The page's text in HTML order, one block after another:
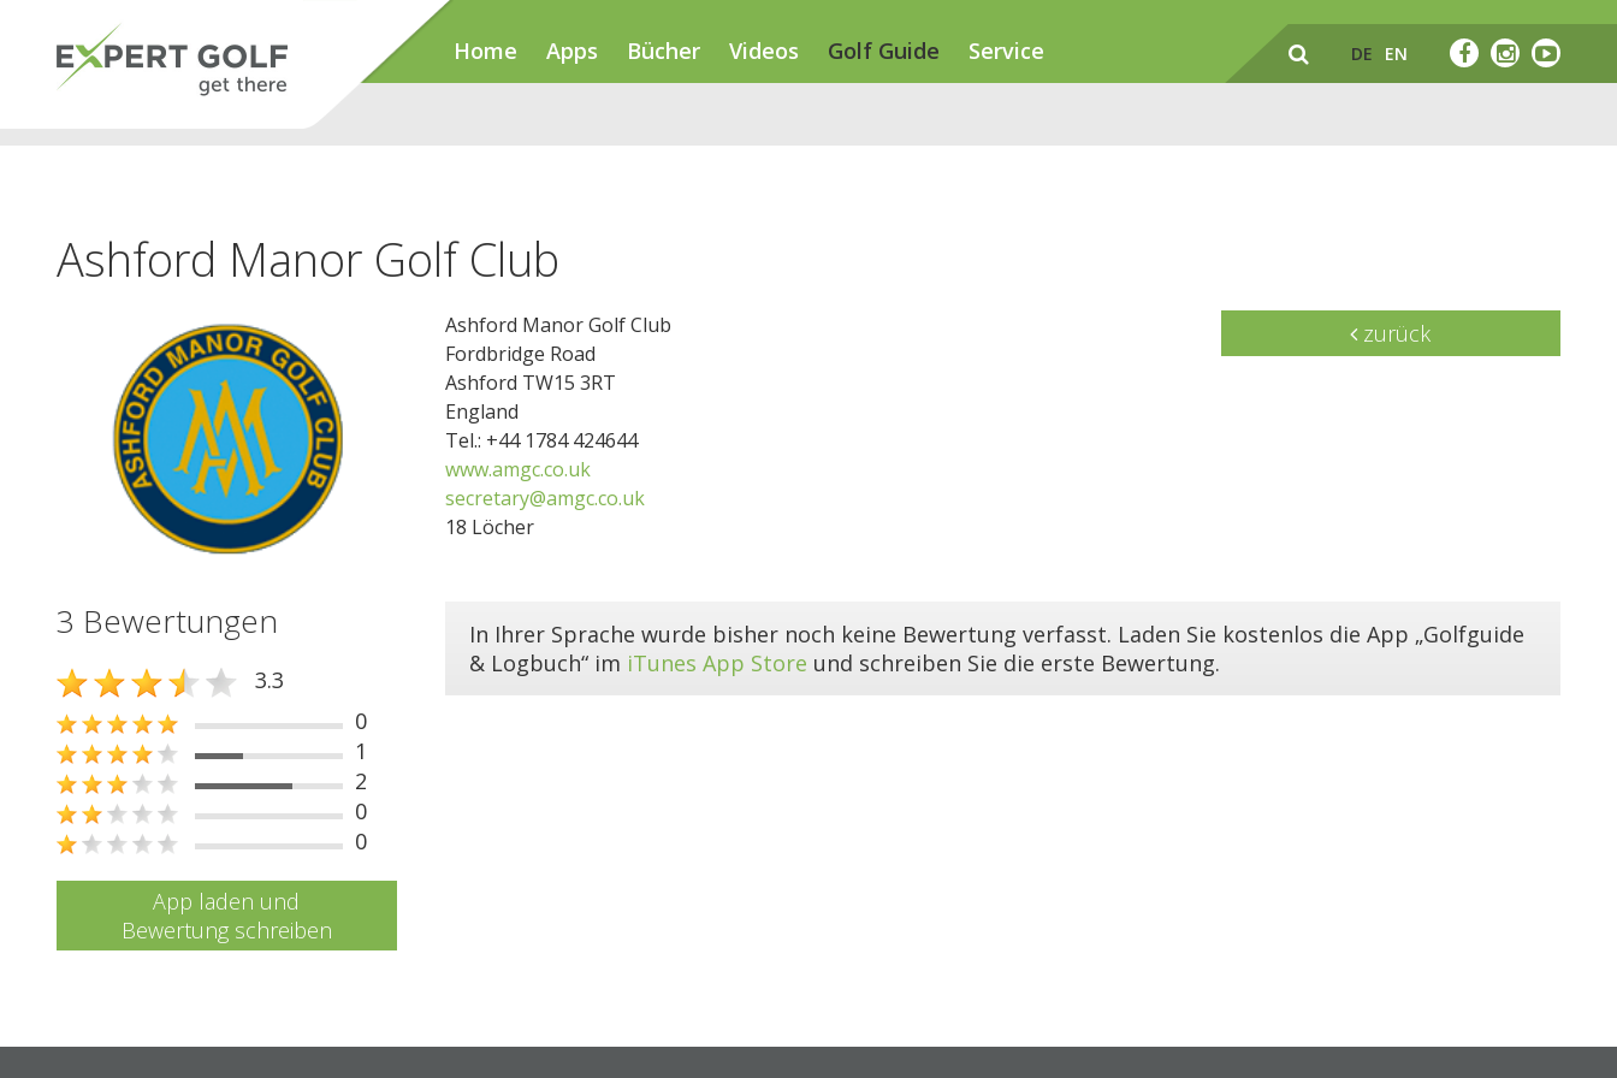
Home Apps Bücher Videos Golf Guide Service DE EN
Ashford Manor Golf Club
Ashford Manor Golf Club
Fordbridge Road
Ashford TW15 3RT
England
Tel.: +44 1784 424644
www.amgc.co.uk
secretary@amgc.co.uk
18 Löcher
zurück
3 Bewertungen
3.3
0
1
2
0
0
App laden und
Bewertung schreiben
In Ihrer Sprache wurde bisher noch keine Bewertung verfasst. Laden Sie kostenlos die App „Golfguide
& Logbuch“ im iTunes App Store und schreiben Sie die erste Bewertung.